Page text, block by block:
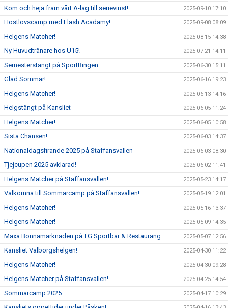
Kom och heja fram vårt A-lag till serievinst! 2025-09-10 17:10
Höstlovscamp med Flash Acadamy! 2025-09-08 08:09
Helgens Matcher! 2025-08-15 14:38
Ny Huvudtränare hos U15! 2025-07-21 14:11
Semesterstängt på SportRingen 2025-06-30 15:11
Glad Sommar! 2025-06-16 19:23
Helgens Matcher! 2025-06-13 14:16
Helgstängt på Kansliet 2025-06-05 11:24
Helgens Matcher! 2025-06-05 10:58
Sista Chansen! 2025-06-03 14:37
Nationaldagsfirande 2025 på Staffansvallen 2025-06-03 08:30
Tjejcupen 2025 avklarad! 2025-06-02 11:41
Helgens Matcher på Staffansvallen! 2025-05-23 14:17
Välkomna till Sommarcamp på Staffansvallen! 2025-05-19 12:01
Helgens Matcher! 2025-05-16 13:37
Helgens Matcher! 2025-05-09 14:35
Maxa Bonnamarknaden på TG Sportbar & Restaurang 2025-05-07 12:56
Kansliet Valborgshelgen! 2025-04-30 11:22
Helgens Matcher! 2025-04-30 09:28
Helgens Matcher på Staffansvallen! 2025-04-25 14:54
Sommarcamp 2025 2025-04-17 10:29